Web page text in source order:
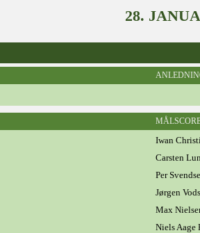
28.
Iwan
Carsten
Per
Jørgen
Max
Niels Aage